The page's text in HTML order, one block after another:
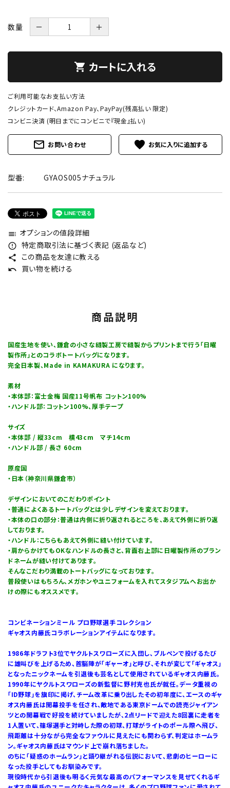
数量 － ＋
shopping_cart カートに入れる
ご利用可能なお支払い方法
クレジットカード、Amazon Pay、PayPay(残高払い 限定)
コンビニ決済 (明日までにコンビニで『現金』払い)
mail_outline お問い合わせ favorite
型番: GYAOS005ナチュラル
toc オプションの値段詳細
error_outline 特定商取引法に基づく表記 (返品など)
share この商品を友達に教える
undo 買い物を続ける
商品説明
国産生地を使い、鎌倉の小さな縫製工房で縫製からプリントまで行う「日曜
製作所」とのコラボトートバッグになります。
完全日本製、Made in KAMAKURA になります。
素材
・本体部：富士金梅 国産11号帆布 コットン100%
・ハンドル部：コットン100%、厚手テープ
サイズ
・本体部 / 縦33cm 横43cm マチ14cm
・ハンドル部 / 長さ 60cm
原産国
・日本（神奈川県鎌倉市）
デザインにおいてのこだわりポイント
・普通によくあるトートバッグとは少しデザインを変えております。
・本体の口の部分：普通は内側に折り返されるところを、あえて外側に折り返
しております。
・ハンドル：こちらもあえて外側に縫い付けています。
・肩からかけてもOKなハンドルの長さと、背面右上部に日曜製作所のブラン
ドネームが縫い付けてあります。
そんなこだわり満載のトートバッグになっております。
普段使いはもちろん、メガホンやユニフォームを入れてスタジアムへお出か
けの際にもオススメです。
コンビネーションミール プロ野球選手コレクション
ギャオス内藤氏コラボレーションアイテムになります。
1986年ドラフト3位でヤクルトスワローズに入団し、ブルペンで投げるたび
に雄叫びを上げるため、首脳陣が「ギャーオ」と呼び、それが変じて「ギャオス」
となったニックネームを引退後も芸名として使用されているギャオス内藤氏。
1990年にヤクルトスワローズの新監督に野村克也氏が就任。データ重視の
「ID野球」を旗印に掲げ、チーム改革に乗り出したその初年度に、エースのギャ
オス内藤氏は開幕投手を任され、敵地である東京ドームでの読売ジャイアン
ツとの開幕戦で好投を続けていましたが、2点リードで迎えた8回裏に走者を
1人置いて、篠塚選手と対峙した際の初球、打球がライトのポール際へ飛び、
飛距離は十分ながら完全なファウルに見えたにも関わらず、判定はホームラ
ン。ギャオス内藤氏はマウンド上で崩れ落ちました。
のちに「疑惑のホームラン」と語り継がれる伝説において、悲劇のヒーローに
なった投手としてもお馴染みです。
現役時代から引退後も明るく元気な最高のパフォーマンスを見せてくれるギ